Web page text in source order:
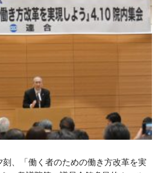
、「働く者のための働き方改革を実